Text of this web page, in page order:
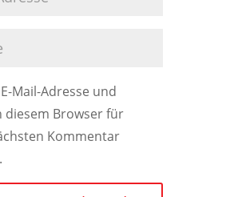
Mail-Adresse und
diesem Browser für
Kommentar